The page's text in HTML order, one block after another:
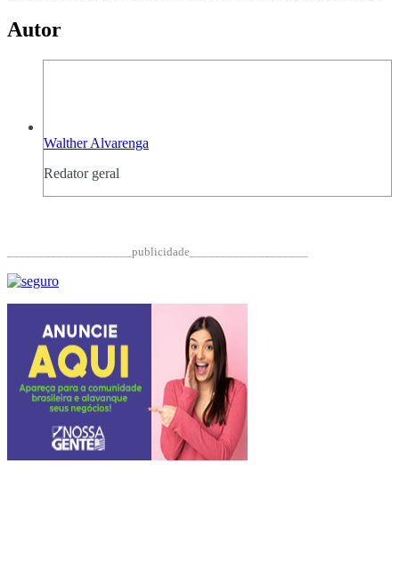
Autor
Walther Alvarenga
Redator geral
____________________publicidade___________________